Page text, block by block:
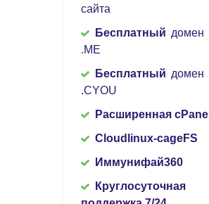
сайта
Бесплатный домен
.ME
Бесплатный домен
.CYOU
Расширенная cPanel
Cloudlinux-cageFS
Иммунифай360
Круглосуточная